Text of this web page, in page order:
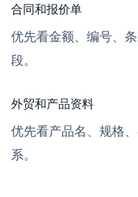
合同和报价单
优先看金额、编号、
段。
外贸和产品资料
优先看产品名、规格
系。